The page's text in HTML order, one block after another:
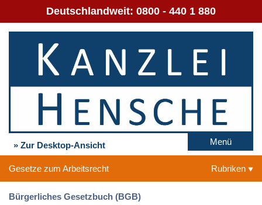
Deutschlandweit: 0800 - 440 1 880
» Zur Desktop-Ansicht Menü
Gesetze zum Arbeitsrecht Rubriken
Bürgerliches Gesetzbuch (BGB)